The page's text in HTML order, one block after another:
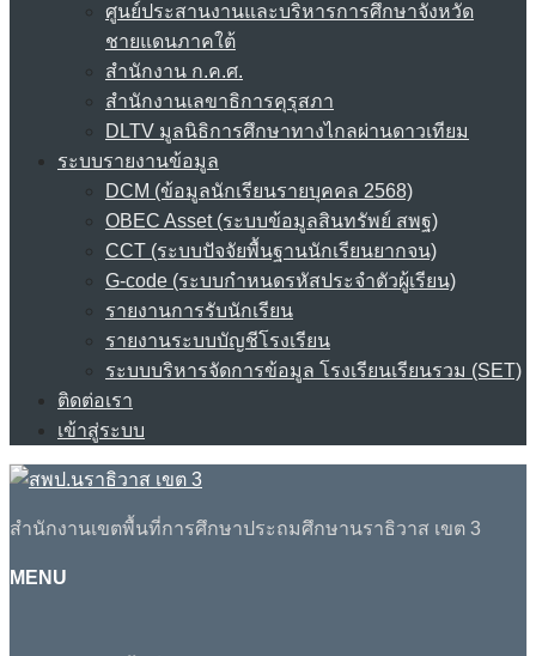
ศูนย์ประสานงานและบริหารการศึกษาจังหวัด
ชายแดนภาคใต้
สำนักงาน ก.ค.ศ.
สำนักงานเลขาธิการคุรุสภา
DLTV มูลนิธิการศึกษาทางไกลผ่านดาวเทียม
ระบบรายงานข้อมูล
DCM (ข้อมูลนักเรียนรายบุคคล 2568)
OBEC Asset (ระบบข้อมูลสินทรัพย์ สพฐ)
CCT (ระบบปัจจัยพื้นฐานนักเรียนยากจน)
G-code (ระบบกำหนดรหัสประจำตัวผู้เรียน)
รายงานการรับนักเรียน
รายงานระบบบัญชีโรงเรียน
ระบบบริหารจัดการข้อมูล โรงเรียนเรียนรวม (SET)
ติดต่อเรา
เข้าสู่ระบบ
สำนักงานเขตพื้นที่การศึกษาประถมศึกษานราธิวาส เขต 3
MENU